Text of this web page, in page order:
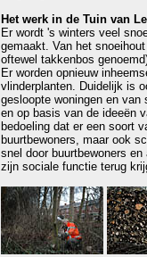
Het werk in de Tuin van
Er wordt 's winters veel
gemaakt. Van het
oftewel takkenbos
Er worden opnieuw
vlinderplanten. Duidelijk is
gesloopte woningen en van
en op basis van de ideeën
bedoeling dat er een soort
buurtbewoners, maar ook
snel door buurtbewoners
zijn sociale functie terug